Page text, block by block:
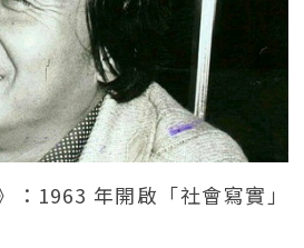
：1963 年開啟「社會寫實」